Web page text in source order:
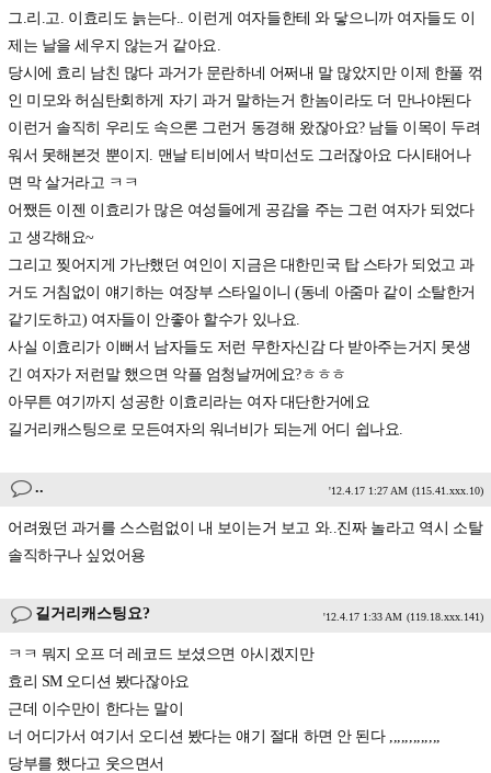
그.리.고. 이효리도 늙는다.. 이런게 여자들한테 와 닿으니까 여자들도 이
제는 날을 세우지 않는거 같아요.
당시에 효리 남친 많다 과거가 문란하네 어쩌내 말 많았지만 이제 한풀 꺾
인 미모와 허심탄회하게 자기 과거 말하는거 한놈이라도 더 만나야된다
이런거 솔직히 우리도 속으론 그런거 동경해 왔잖아요? 남들 이목이 두려
워서 못해본것 뿐이지. 맨날 티비에서 박미선도 그러잖아요 다시태어나
면 막 살거라고 ㅋㅋ
어쨌든 이젠 이효리가 많은 여성들에게 공감을 주는 그런 여자가 되었다
고 생각해요~
그리고 찢어지게 가난했던 여인이 지금은 대한민국 탑 스타가 되었고 과
거도 거침없이 얘기하는 여장부 스타일이니 (동네 아줌마 같이 소탈한거
같기도하고) 여자들이 안좋아 할수가 있나요.
사실 이효리가 이뻐서 남자들도 저런 무한자신감 다 받아주는거지 못생
긴 여자가 저런말 했으면 악플 엄청날꺼에요?ㅎㅎㅎ
아무튼 여기까지 성공한 이효리라는 여자 대단한거에요
길거리캐스팅으로 모든여자의 워너비가 되는게 어디 쉽나요.
.. '12.4.17 1:27 AM (115.41.xxx.10)
어려웠던 과거를 스스럼없이 내 보이는거 보고 와..진짜 놀라고 역시 소탈
솔직하구나 싶었어용
길거리캐스팅요? '12.4.17 1:33 AM (119.18.xxx.141)
ㅋㅋ 뭐지 오프 더 레코드 보셨으면 아시겠지만
효리 SM 오디션 봤다잖아요
근데 이수만이 한다는 말이
너 어디가서 여기서 오디션 봤다는 얘기 절대 하면 안 된다 ,,,,,,,,,,,,,
당부를 했다고 웃으면서